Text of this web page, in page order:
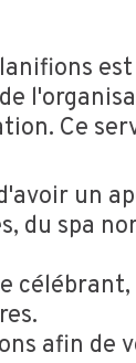
Ce
un
du spa
afin de